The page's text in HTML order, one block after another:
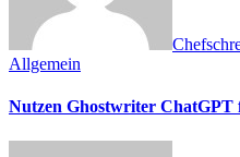
Allgemein
Nutzen Ghostwriter ChatGPT